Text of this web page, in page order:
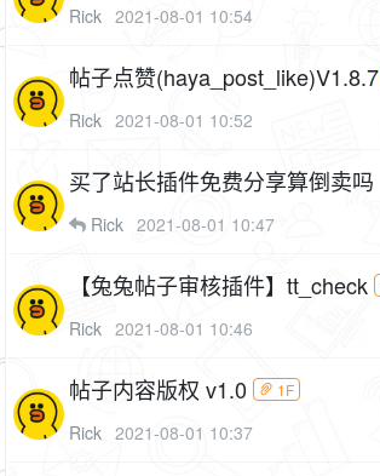
Rick 2021-08-01 10:54
帖子点赞(haya_post_like)V1.8.7
Rick 2021-08-01 10:52
买了站长插件免费分享算倒卖吗
Rick 2021-08-01 10:47
【兔兔帖子审核插件】tt_check
Rick 2021-08-01 10:46
帖子内容版权 v1.0 1F
Rick 2021-08-01 10:37